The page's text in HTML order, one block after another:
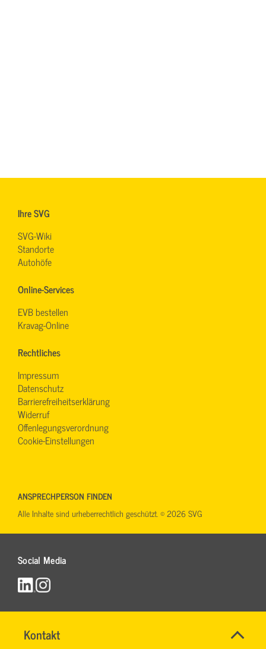
Kontakt
RONALD
Name*
Ihre SVG
SVG-Wiki
Standorte
Autohöfe
Online-Services
EVB bestellen
Kravag-Online
Rechtliches
Impressum
Datenschutz
Barrierefreiheitserklärung
Widerruf
Offenlegungsverordnung
Cookie-Einstellungen
Social Media
ANSPRECHPERSON FINDEN
Alle Inhalte sind urheberrechtlich geschützt. © 2026 SVG